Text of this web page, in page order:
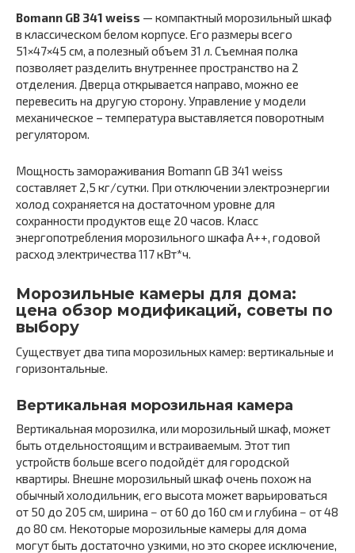
Bomann GB 341 weiss — компактный морозильный шкаф
в классическом белом корпусе. Его размеры всего
51×47×45 см, а полезный объем 31 л. Съемная полка
позволяет разделить внутреннее пространство на 2
отделения. Дверца открывается направо, можно ее
перевесить на другую сторону. Управление у модели
механическое – температура выставляется поворотным
регулятором.
Мощность замораживания Bomann GB 341 weiss
составляет 2,5 кг/сутки. При отключении электроэнергии
холод сохраняется на достаточном уровне для
сохранности продуктов еще 20 часов. Класс
энергопотребления морозильного шкафа A++, годовой
расход электричества 117 кВт*ч.
Морозильные камеры для дома:
цена обзор модификаций, советы по
выбору
Существует два типа морозильных камер: вертикальные и
горизонтальные.
Вертикальная морозильная камера
Вертикальная морозилка, или морозильный шкаф, может
быть отдельностоящим и встраиваемым. Этот тип
устройств больше всего подойдёт для городской
квартиры. Внешне морозильный шкаф очень похож на
обычный холодильник, его высота может варьироваться
от 50 до 205 см, ширина − от 60 до 160 см и глубина − от 48
до 80 см. Некоторые морозильные камеры для дома
могут быть достаточно узкими, но это скорее исключение,